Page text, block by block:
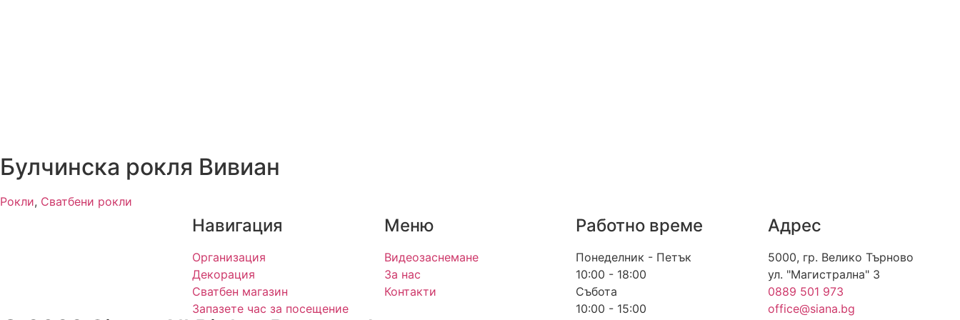
Булчинска рокля Вивиан
Рокли, Сватбени рокли
Навигация
Организация
Декорация
Сватбен магазин
Запазете час за посещение
Меню
Видеозаснемане
За нас
Контакти
Работно време
Понеделник - Петък
10:00 - 18:00
Събота
10:00 - 15:00
Адрес
5000, гр. Велико Търново
ул. "Магистрална" 3
0889 501 973
office@siana.bg